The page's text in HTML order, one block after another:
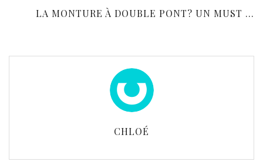
LA MONTURE À DOUBLE PONT? UN MUST ...
CHLOÉ